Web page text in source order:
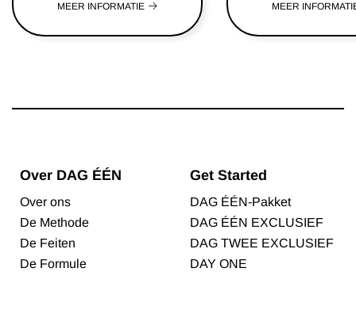
MEER INFORMATIE MEER
Over DAG ÉÉN
Over ons
De Methode
De Feiten
De Formule
Get Started
DAG ÉÉN-Pakket
DAG ÉÉN EXCLUSIEF
DAG TWEE EXCLUSIEF
DAY ONE